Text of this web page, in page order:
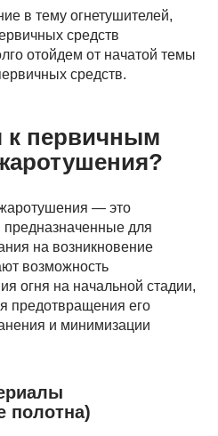
в тему огнетушителей,
средств
отойдем от начатой темы
средств.
к первичным
— это
предназначенные для
на возникновение
возможность
огня на начальной стадии,
предотвращения его
и минимизации
полотна)